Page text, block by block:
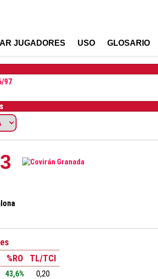
JUGADORES USO GLOSARIO
97
%RO TL/TCI
43,6%
0,20